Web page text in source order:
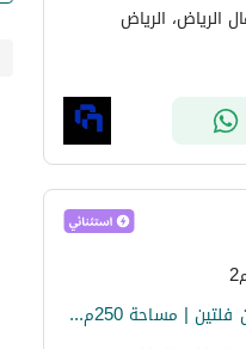
الرياض، الرياض
فيلا فاخرة للبيع ضمن مشروع مكوّن من فلتين | مساحة 250م² + 5 أجنحة + تأسيس مصعد